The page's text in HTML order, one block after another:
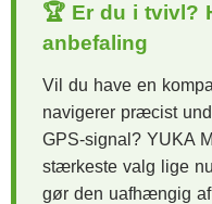
🏆 Er du i tvivl?
anbefaling
Vil du have en
navigerer præcist
GPS-signal? YUKA
stærkeste valg lige
gør den uafhængig